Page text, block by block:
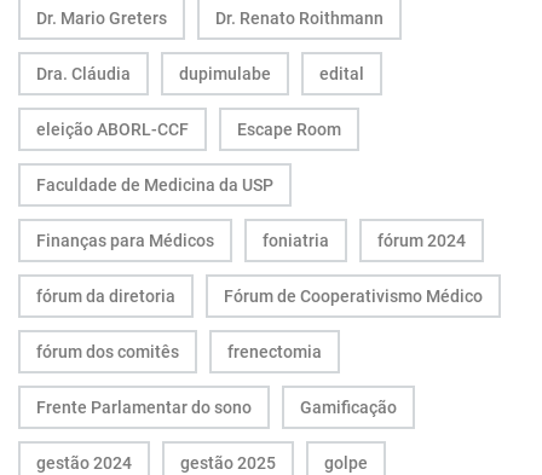
Dr. Mario Greters Dr. Renato Roithmann
Dra. Cláudia dupimulabe edital
eleição ABORL-CCF Escape Room
Faculdade de Medicina da USP
Finanças para Médicos foniatria fórum 2024
fórum da diretoria Fórum de Cooperativismo Médico
fórum dos comitês frenectomia
Frente Parlamentar do sono Gamificação
gestão 2024 gestão 2025 golpe